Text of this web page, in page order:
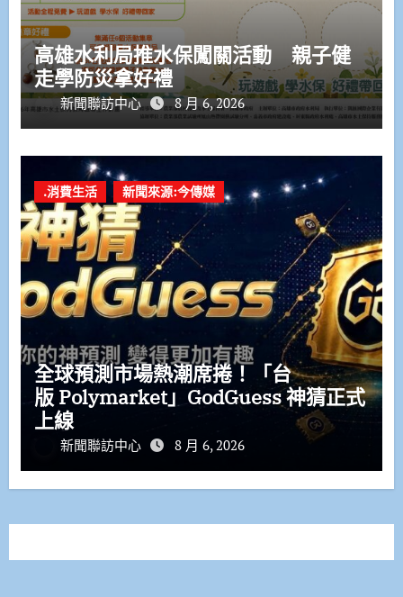
高雄水利局推水保闖關活動 親子健
走學防災拿好禮
新聞聯訪中心 8 月 6, 2026
.消費生活 新聞來源:今傳媒
全球預測市場熱潮席捲！「台
版 Polymarket」GodGuess 神猜正式
上線
新聞聯訪中心 8 月 6, 2026